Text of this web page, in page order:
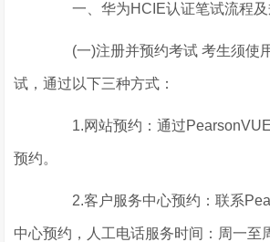
一、华为HCIE认证笔试流程及
(一)注册并预约考试 考生须使
试，通过以下三种方式：
1.网站预约：通过PearsonVUE
预约。
2.客户服务中心预约：联系
中心预约，人工电话服务时间：周一至